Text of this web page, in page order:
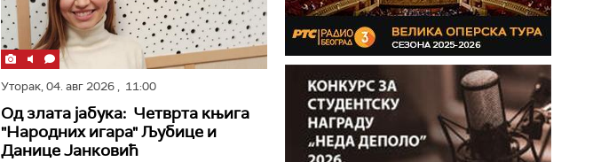
Уторак,04. авг 2026, 11:00
Од злата јабука: Четврта књига
"Народних игара" Љубице и
Данице Јанковић